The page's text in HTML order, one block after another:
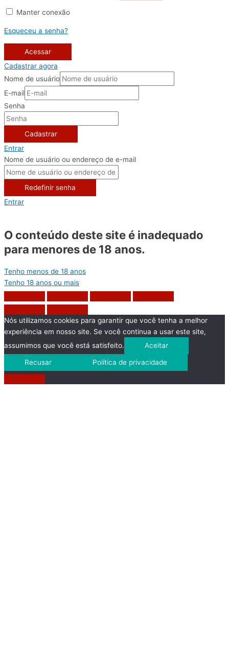
Manter conexão
Esqueceu a senha?
Acessar
Cadastrar agora
Nome de usuário
E-mail
Senha
Cadastrar
Entrar
Nome de usuário ou endereço de e-mail
Redefinir senha
Entrar
O conteúdo deste site é inadequado
para menores de 18 anos.
Tenho menos de 18 anos
Tenho 18 anos ou mais
Nós utilizamos cookies para garantir que você tenha a melhor
experiência em nosso site. Se você continua a usar este site,
assumimos que você está satisfeito.
Aceitar
Recusar Política de privacidade